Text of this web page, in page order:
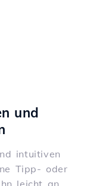
und
intuitiven
Tipp- oder